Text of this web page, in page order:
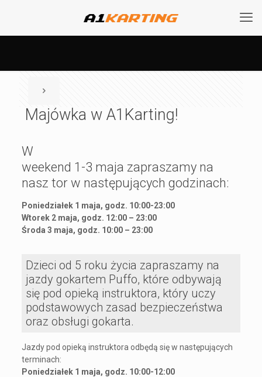
Majówka w A1Karting!
W
weekend 1-3 maja zapraszamy na
nasz tor w następujących godzinach:
Poniedziałek 1 maja, godz. 10:00-23:00
Wtorek 2 maja, godz. 12:00 – 23:00
Środa 3 maja, godz. 10:00 – 23:00
Dzieci od 5 roku życia zapraszamy na
jazdy gokartem Puffo, które odbywają
się pod opieką instruktora, który uczy
podstawowych zasad bezpieczeństwa
oraz obsługi gokarta.
Jazdy pod opieką instruktora odbędą się w następujących
terminach:
Poniedziałek 1 maja, godz. 10:00-12:00